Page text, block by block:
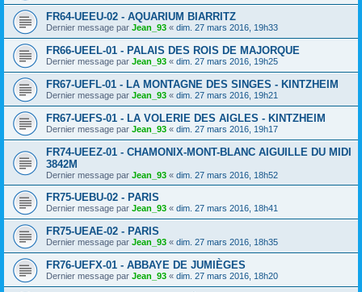
FR64-UEEU-02 - AQUARIUM BIARRITZ
Dernier message par Jean_93 « dim. 27 mars 2016, 19h33
FR66-UEEL-01 - PALAIS DES ROIS DE MAJORQUE
Dernier message par Jean_93 « dim. 27 mars 2016, 19h25
FR67-UEFL-01 - LA MONTAGNE DES SINGES - KINTZHEIM
Dernier message par Jean_93 « dim. 27 mars 2016, 19h21
FR67-UEFS-01 - LA VOLERIE DES AIGLES - KINTZHEIM
Dernier message par Jean_93 « dim. 27 mars 2016, 19h17
FR74-UEEZ-01 - CHAMONIX-MONT-BLANC AIGUILLE DU MIDI
3842M
Dernier message par Jean_93 « dim. 27 mars 2016, 18h52
FR75-UEBU-02 - PARIS
Dernier message par Jean_93 « dim. 27 mars 2016, 18h41
FR75-UEAE-02 - PARIS
Dernier message par Jean_93 « dim. 27 mars 2016, 18h35
FR76-UEFX-01 - ABBAYE DE JUMIÈGES
Dernier message par Jean_93 « dim. 27 mars 2016, 18h20